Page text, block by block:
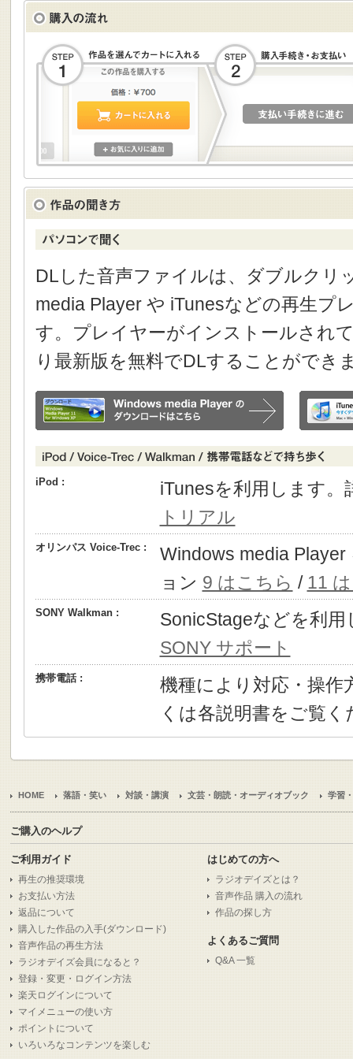
DLした音声ファイルは、ダブルクリ
media Player や iTunesなどの再生プ
す。プレイヤーがインストールされ
り最新版を無料でDLすることができ
iPod :
iTunesを利用します
トリアル
オリンパス Voice-Trec :
Windows media
ョン 9 はこちら / 11
SONY Walkman :
SonicStageなどを利
SONY サポート
携帯電話 :
機種により対応・操作
くは各説明書をご覧く
HOME 落語・笑い 対談・講演 文芸・朗読・オーディオブック 学習
ご購入のヘルプ
ご利用ガイド
再生の推奨環境
お支払い方法
返品について
購入した作品の入手(ダウンロード)
音声作品の再生方法
ラジオデイズ会員になると？
登録・変更・ログイン方法
楽天ログインについて
マイメニューの使い方
ポイントについて
いろいろなコンテンツを楽しむ
はじめての方へ
ラジオデイズとは？
音声作品 購入の流れ
作品の探し方
よくあるご質問
Q&A 一覧